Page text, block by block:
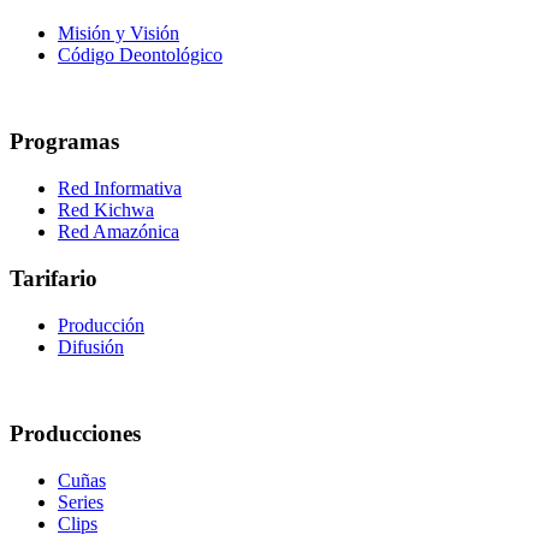
Misión y Visión
Código Deontológico
Programas
Red Informativa
Red Kichwa
Red Amazónica
Tarifario
Producción
Difusión
Producciones
Cuñas
Series
Clips